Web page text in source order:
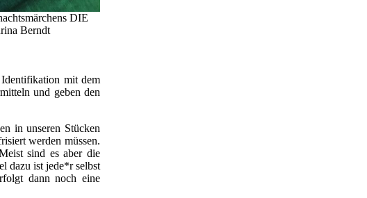
DIE
Berndt
mit dem
und geben den
in unseren Stücken
werden müssen.
sind es aber die
dazu ist jede*r selbst
dann noch eine